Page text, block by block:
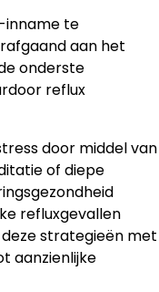
inname te
aan het
onderste
reflux
door middel van
of diepe
refluxgevallen
strategieën met
aanzienlijke